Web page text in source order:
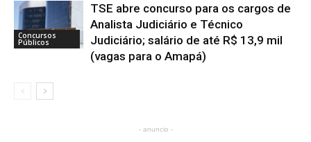
Concursos
Públicos
TSE abre concurso para os cargos de
Analista Judiciário e Técnico
Judiciário; salário de até R$ 13,9 mil
(vagas para o Amapá)
- anuncio -